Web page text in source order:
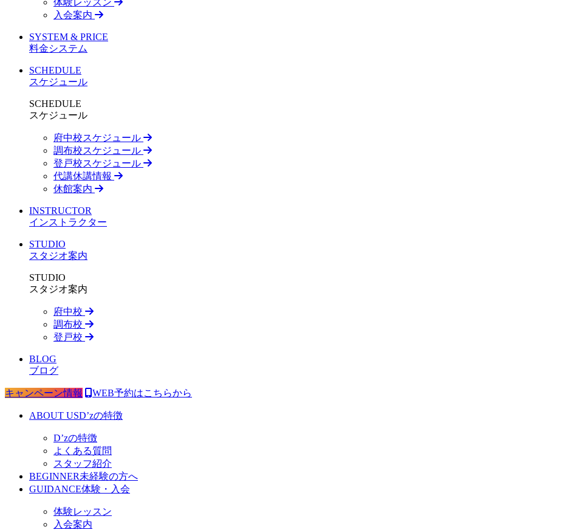
入会案内
SYSTEM & PRICE
料金システム
SCHEDULE
スケジュール
SCHEDULE
スケジュール
府中校スケジュール
調布校スケジュール
登戸校スケジュール
代講休講情報
休館案内
INSTRUCTOR
インストラクター
STUDIO
スタジオ案内
STUDIO
スタジオ案内
府中校
調布校
登戸校
BLOG
ブログ
キャンペーン情報 WEB予約はこちらから
ABOUT USD’zの特徴
D’zの特徴
よくある質問
スタッフ紹介
BEGINNER未経験の方へ
GUIDANCE体験・入会
体験レッスン
入会案内